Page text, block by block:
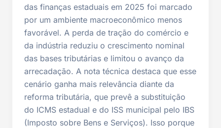
das finanças estaduais em 2025 foi marcado
por um ambiente macroeconômico menos
favorável. A perda de tração do comércio e
da indústria reduziu o crescimento nominal
das bases tributárias e limitou o avanço da
arrecadação. A nota técnica destaca que esse
cenário ganha mais relevância diante da
reforma tributária, que prevê a substituição
do ICMS estadual e do ISS municipal pelo IBS
(Imposto sobre Bens e Serviços). Isso porque